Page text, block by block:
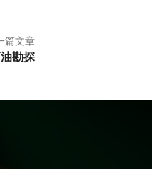
篇文章
勘探